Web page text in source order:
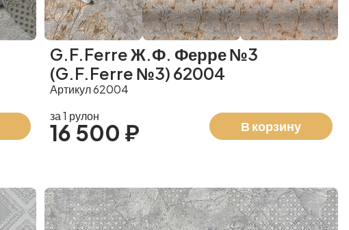
G.F.Ferre Ж.Ф. Ферре №3
(G.F.Ferre №3) 62004
Артикул 62004
за 1 рулон
16 500 ₽ В корзину